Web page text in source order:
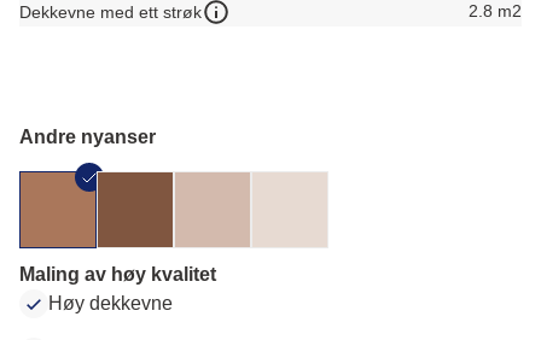
Dekkevne med ett strøk
2.8 m2
Andre nyanser
Maling av høy kvalitet
Høy dekkevne